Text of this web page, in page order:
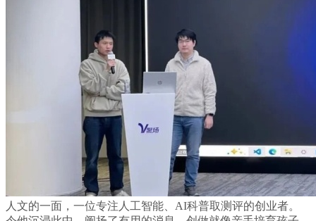
人文的一面，一位专注人工智能、AI科普取测评的创业者。